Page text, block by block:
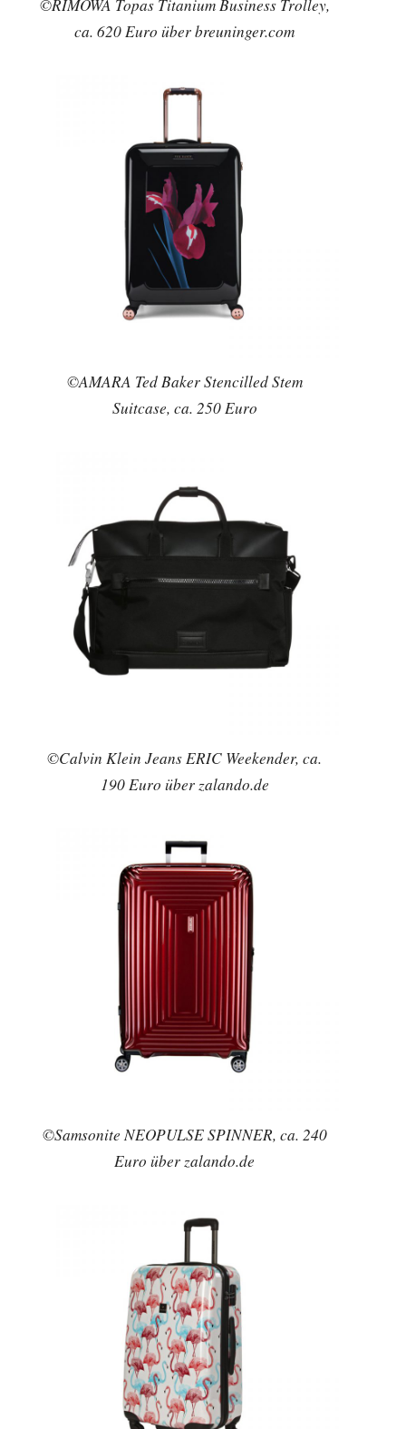
©RIMOWA Topas Titanium Business Trolley,
ca. 620 Euro über breuninger.com
©AMARA Ted Baker Stencilled Stem
Suitcase, ca. 250 Euro
©Calvin Klein Jeans ERIC Weekender, ca.
190 Euro über zalando.de
©Samsonite NEOPULSE SPINNER, ca. 240
Euro über zalando.de